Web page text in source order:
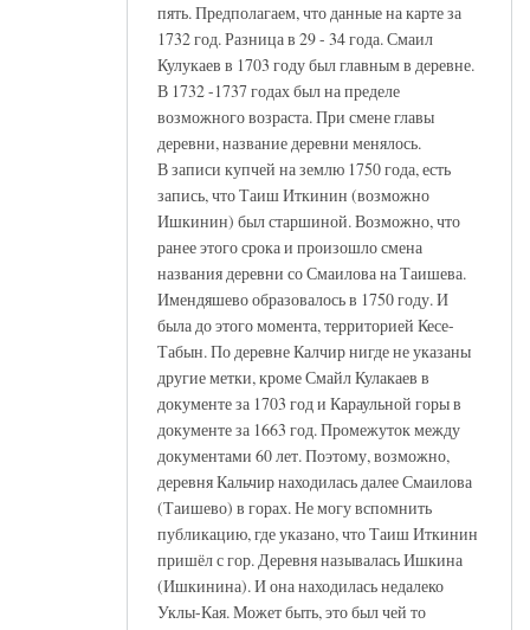
пять. Предполагаем, что данные на карте за
1732 год. Разница в 29 - 34 года. Смаил
Кулукаев в 1703 году был главным в деревне.
В 1732 -1737 годах был на пределе
возможного возраста. При смене главы
деревни, название деревни менялось.
В записи купчей на землю 1750 года, есть
запись, что Таиш Иткинин (возможно
Ишкинин) был старшиной. Возможно, что
ранее этого срока и произошло смена
названия деревни со Смаилова на Таишева.
Имендяшево образовалось в 1750 году. И
была до этого момента, территорией Кесе-
Табын. По деревне Калчир нигде не указаны
другие метки, кроме Смайл Кулакаев в
документе за 1703 год и Караульной горы в
документе за 1663 год. Промежуток между
документами 60 лет. Поэтому, возможно,
деревня Кальчир находилась далее Смаилова
(Таишево) в горах. Не могу вспомнить
публикацию, где указано, что Таиш Иткинин
пришёл с гор. Деревня называлась Ишкина
(Ишкинина). И она находилась недалеко
Уклы-Кая. Может быть, это был чей то